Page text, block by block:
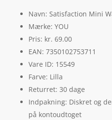
Navn: Satisfaction Mini
Mærke: YOU
Pris: kr. 69.00
EAN: 7350102753711
Vare ID: 15549
Farve: Lilla
Returret: 30 dage
Indpakning: Diskret og
på kontoudtoget